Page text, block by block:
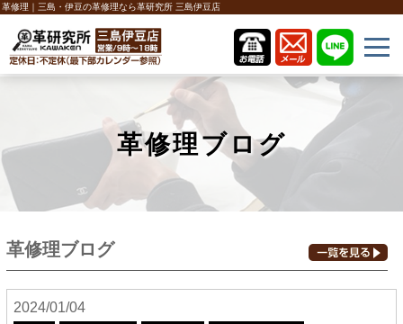
革修理｜三島・伊豆の革修理なら革研究所 三島伊豆店
革修理ブログ
革修理ブログ
2024/01/04